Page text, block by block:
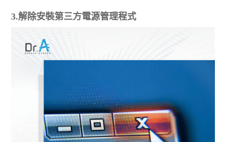
3.解除安裝第三方電源管理程式